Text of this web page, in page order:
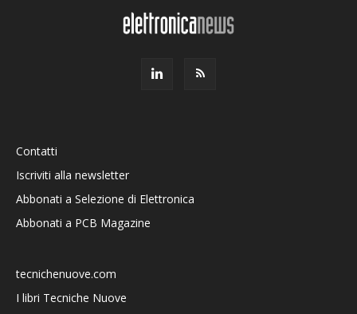
Contatti
Iscriviti alla newsletter
Abbonati a Selezione di Elettronica
Abbonati a PCB Magazine
tecnichenuove.com
I libri Tecniche Nuove